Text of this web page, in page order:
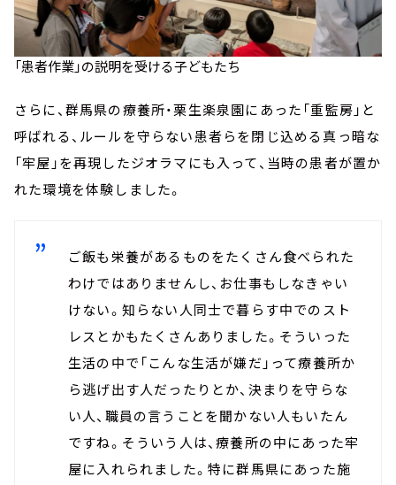
「患者作業」の説明を受ける子どもたち
さらに、群馬県の療養所・栗生楽泉園にあった「重監房」と
呼ばれる、ルールを守らない患者らを閉じ込める真っ暗な
「牢屋」を再現したジオラマにも入って、当時の患者が置か
れた環境を体験しました。
ご飯も栄養があるものをたくさん食べられた
わけではありませんし、お仕事もしなきゃい
けない。知らない人同士で暮らす中でのスト
レスとかもたくさんありました。そういった
生活の中で「こんな生活が嫌だ」って療養所か
ら逃げ出す人だったりとか、決まりを守らな
い人、職員の言うことを聞かない人もいたん
ですね。そういう人は、療養所の中にあった牢
屋に入れられました。特に群馬県にあった施